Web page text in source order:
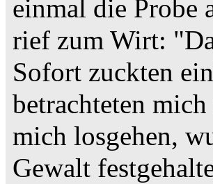
einmal die Probe
rief zum Wirt:
Sofort zuckten
betrachteten
mich losgehen,
Gewalt